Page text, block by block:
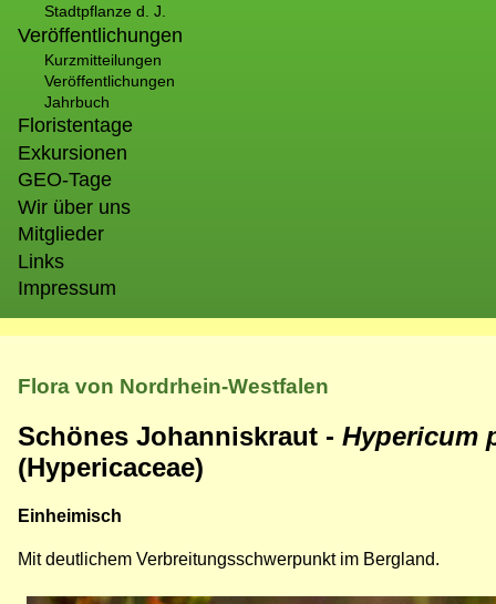
Stadtpflanze d. J.
Veröffentlichungen
Kurzmitteilungen
Veröffentlichungen
Jahrbuch
Floristentage
Exkursionen
GEO-Tage
Wir über uns
Mitglieder
Links
Impressum
Flora von Nordrhein-Westfalen
Schönes Johanniskraut - Hypericum
(Hypericaceae)
Einheimisch
Mit deutlichem Verbreitungsschwerpunkt im Bergland.